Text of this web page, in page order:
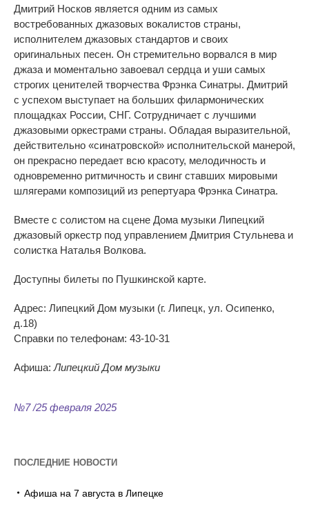
Дмитрий Носков является одним из самых
востребованных джазовых вокалистов страны,
исполнителем джазовых стандартов и своих
оригинальных песен. Он стремительно ворвался в мир
джаза и моментально завоевал сердца и уши самых
строгих ценителей творчества Фрэнка Синатры. Дмитрий
с успехом выступает на больших филармонических
площадках России, СНГ. Сотрудничает с лучшими
джазовыми оркестрами страны. Обладая выразительной,
действительно «синатровской» исполнительской манерой,
он прекрасно передает всю красоту, мелодичность и
одновременно ритмичность и свинг ставших мировыми
шлягерами композиций из репертуара Фрэнка Синатра.
Вместе с солистом на сцене Дома музыки Липецкий
джазовый оркестр под управлением Дмитрия Стульнева и
солистка Наталья Волкова.
Доступны билеты по Пушкинской карте.
Адрес: Липецкий Дом музыки (г. Липецк, ул. Осипенко,
д.18)
Справки по телефонам: 43-10-31
Афиша: Липецкий Дом музыки
№7 /25 февраля 2025
ПОСЛЕДНИЕ НОВОСТИ
Афиша на 7 августа в Липецке